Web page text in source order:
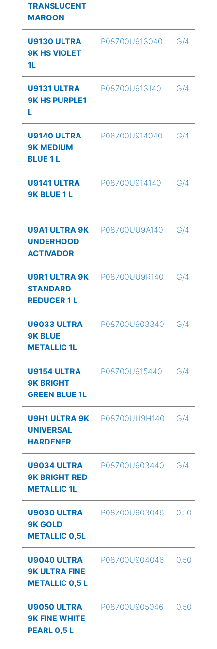
TRANSLUCENT
MAROON
U9130 ULTRA
9K HS VIOLET
1L
P08700U913040 G/4
U9131 ULTRA
9K HS PURPLE1
L
P08700U913140 G/4
U9140 ULTRA
9K MEDIUM
BLUE 1 L
P08700U914040 G/4
U9141 ULTRA
9K BLUE 1 L
P08700U914140 G/4
U9A1 ULTRA 9K
UNDERHOOD
ACTIVADOR
P08700UU9A140 G/4
U9R1 ULTRA 9K
STANDARD
REDUCER 1 L
P08700UU9R140 G/4
U9033 ULTRA
9K BLUE
METALLIC 1L
P08700U903340 G/4
U9154 ULTRA
9K BRIGHT
GREEN BLUE 1L
P08700U915440 G/4
U9H1 ULTRA 9K
UNIVERSAL
HARDENER
P08700UU9H140 G/4
U9034 ULTRA
9K BRIGHT RED
METALLIC 1L
P08700U903440 G/4
U9030 ULTRA
9K GOLD
METALLIC 0,5L
P08700U903046 0.50 L
U9040 ULTRA
9K ULTRA FINE
METALLIC 0,5 L
P08700U904046 0.50 L
U9050 ULTRA
9K FINE WHITE
PEARL 0,5 L
P08700U905046 0.50 L